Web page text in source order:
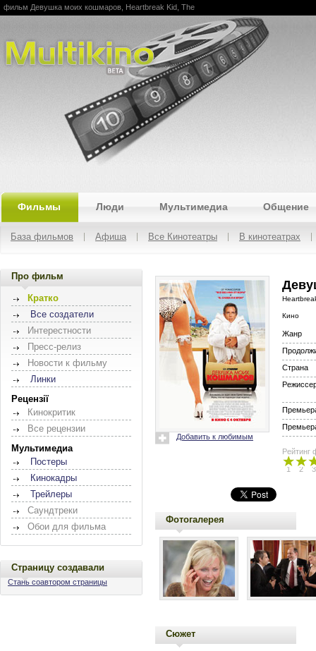
Multikino
фильм Девушка моих кошмаров, Heartbreak Kid, The
Фильмы Люди Мультимедиа Общение
База фильмов Афиша Все Кинотеатры В кинотеатрах
Про фильм
Кратко
Все создатели
Интерестности
Пресс-релиз
Новости к фильму
Линки
Рецензії
Кинокритик
Все рецензии
Мультимедиа
Постеры
Кинокадры
Трейлеры
Саундтреки
Обои для фильма
Страницу создавали
Стань соавтором страницы
Добавить к любимым
Кино
Жанр
Страна
Рейтинг
1 2 3
Фотогалерея
Сюжет